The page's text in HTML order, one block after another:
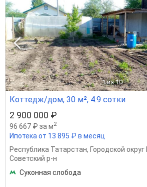
1 из 10
Коттедж/дом, 30 м², 4.9 сотки
2 900 000 ₽
96 667 ₽ за м2
Ипотека от 13 895 ₽ в месяц
Республика Татарстан, Городской округ
Советский р-н
Суконная слобода